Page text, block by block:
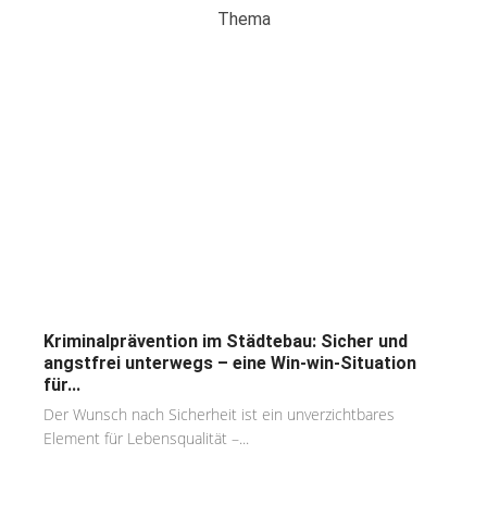
Thema
Kriminalprävention im Städtebau: Sicher und
angstfrei unterwegs – eine Win-win-Situation
für...
Der Wunsch nach Sicherheit ist ein unverzichtbares
Element für Lebensqualität –...